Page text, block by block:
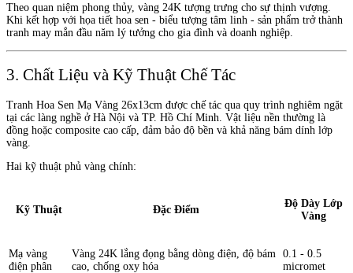
Theo quan niệm phong thủy, vàng 24K tượng trưng cho sự thịnh vượng.
Khi kết hợp với họa tiết hoa sen - biểu tượng tâm linh - sản phẩm trở thành
tranh may mắn đầu năm lý tưởng cho gia đình và doanh nghiệp.
3. Chất Liệu và Kỹ Thuật Chế Tác
Tranh Hoa Sen Mạ Vàng 26x13cm được chế tác qua quy trình nghiêm ngặt
tại các làng nghề ở Hà Nội và TP. Hồ Chí Minh. Vật liệu nền thường là
đồng hoặc composite cao cấp, đảm bảo độ bền và khả năng bám dính lớp
vàng.
Hai kỹ thuật phủ vàng chính:
Kỹ Thuật Đặc Điểm
Độ Dày Lớp
Vàng
Mạ vàng
điện phân
Vàng 24K lắng đọng bằng dòng điện, độ bám
cao, chống oxy hóa
0.1 - 0.5
micromet